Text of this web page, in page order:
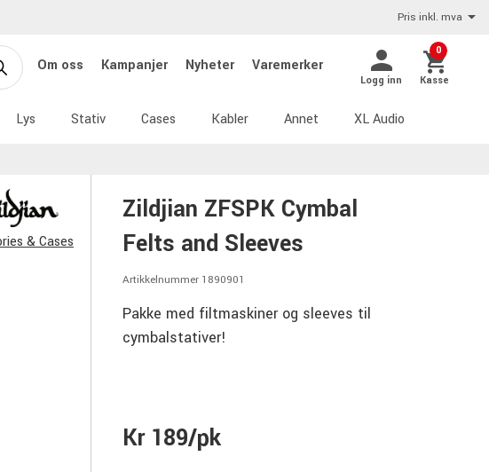
Pris inkl. mva
Om oss Kampanjer Nyheter Varemerker
Logg inn
0
Kasse
Lys Stativ Cases Kabler Annet XL Audio
& Cases
Zildjian ZFSPK Cymbal
Felts and Sleeves
Artikkelnummer 1890901
Pakke med filtmaskiner og sleeves til
cymbalstativer!
Kr 189/pk